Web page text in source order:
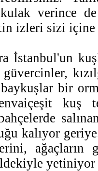
verince
izleri sizi
İstanbul'un
güvercinler,
bir
kuş
kalıyor
ağaçların
yetiniyor